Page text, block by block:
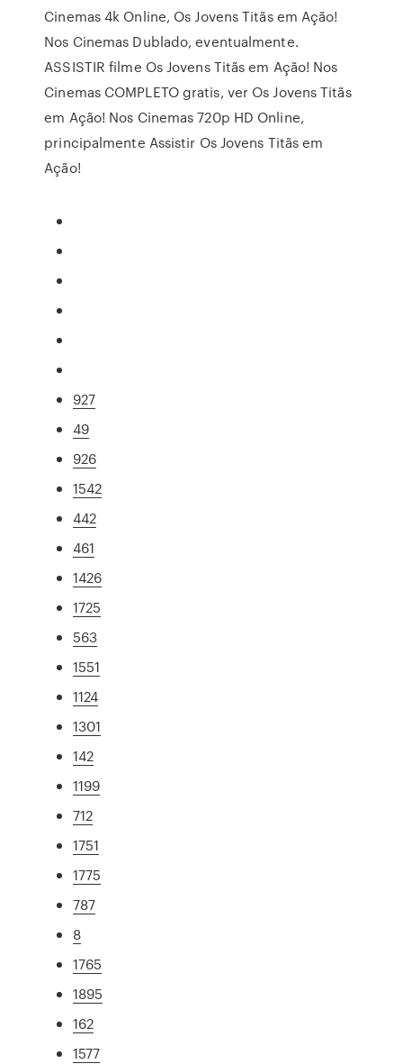
Cinemas 4k Online, Os Jovens Titãs em Ação!
Nos Cinemas Dublado, eventualmente.
ASSISTIR filme Os Jovens Titãs em Ação! Nos
Cinemas COMPLETO gratis, ver Os Jovens Titãs
em Ação! Nos Cinemas 720p HD Online,
principalmente Assistir Os Jovens Titãs em
Ação!
927
49
926
1542
442
461
1426
1725
563
1551
1124
1301
142
1199
712
1751
1775
787
8
1765
1895
162
1577